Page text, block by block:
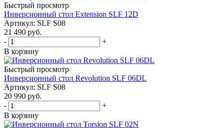
Быстрый просмотр
Инверсионный стол Extension SLF 12D
Артикул: SLF S08
21 490 руб.
-
+
В корзину
Быстрый просмотр
Инверсионный стол Revolution SLF 06DL
Артикул: SLF S08
20 990 руб.
-
+
В корзину